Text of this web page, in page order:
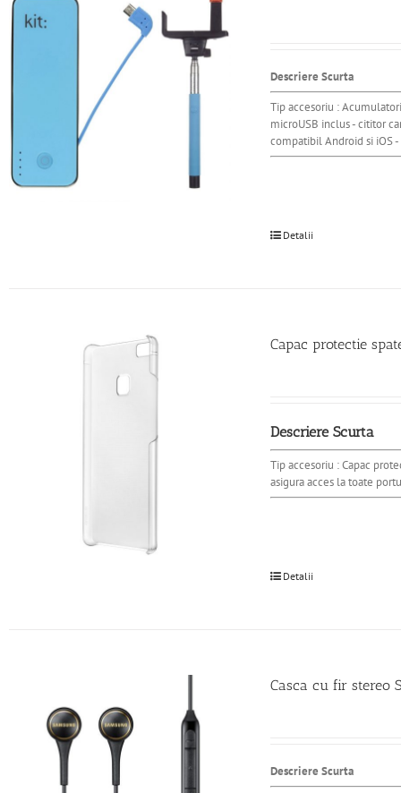
Descriere Scurta
Tip accesoriu :
microUSB inclus - cititor
compatibil Android si iOS
Detalii
Capac protectie
Descriere Scurta
Tip accesoriu : Capac
asigura acces la toate
Detalii
Casca cu fir stereo
Descriere Scurta